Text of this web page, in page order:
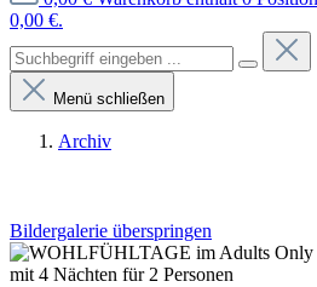
0,00 €.
Menü schließen
Archiv
Bildergalerie überspringen